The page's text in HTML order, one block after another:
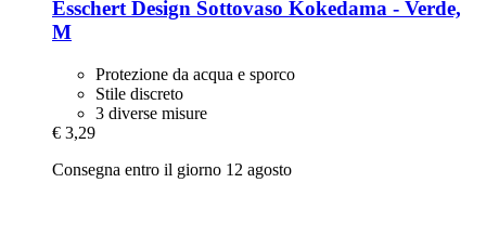
Esschert Design Sottovaso Kokedama -​ Verde,
M
Protezione da acqua e sporco
Stile discreto
3 diverse misure
€ 3,29
Consegna entro il giorno 12 agosto